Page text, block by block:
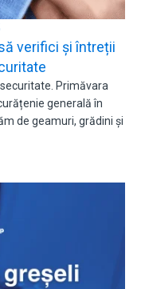
verifici și întreții
Primăvara
generală în
de geamuri, grădini și